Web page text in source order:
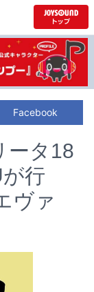
Facebook
ータ18
行
ヴァ